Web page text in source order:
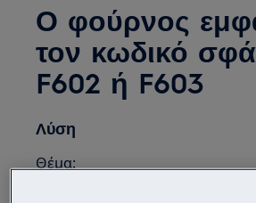
Ο φούρνος
τον κωδικό
F602 ή F603
Λύση
Θέμα: